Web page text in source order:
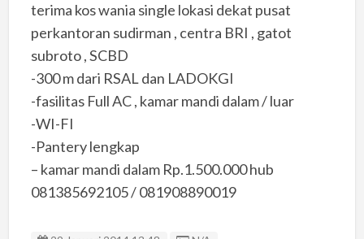
terima kos wania single lokasi dekat pusat
perkantoran sudirman , centra BRI , gatot
subroto , SCBD
-300 m dari RSAL dan LADOKGI
-fasilitas Full AC , kamar mandi dalam / luar
-WI-FI
-Pantery lengkap
– kamar mandi dalam Rp.1.500.000 hub
081385692105 / 081908890019